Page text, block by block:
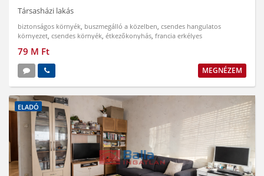
Társasházi lakás
biztonságos környék, buszmegálló a közelben, csendes hangulatos
környezet, csendes környék, étkezőkonyhás, francia erkélyes
79 M Ft
MEGNÉZEM
ELADÓ